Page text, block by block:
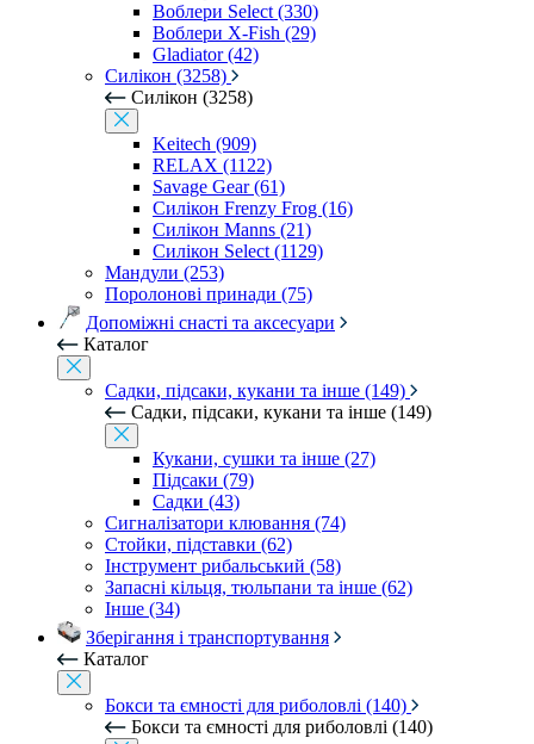
Воблери Select (330)
Воблери X-Fish (29)
Gladiator (42)
Силікон (3258)
Силікон (3258)
Keitech (909)
RELAX (1122)
Savage Gear (61)
Силікон Frenzy Frog (16)
Силікон Manns (21)
Силікон Select (1129)
Мандули (253)
Поролонові принади (75)
Допоміжні снасті та аксесуари
Каталог
Садки, підсаки, кукани та інше (149)
Садки, підсаки, кукани та інше (149)
Кукани, сушки та інше (27)
Підсаки (79)
Садки (43)
Сигналізатори клювання (74)
Стойки, підставки (62)
Інструмент рибальський (58)
Запасні кільця, тюльпани та інше (62)
Інше (34)
Зберігання і транспортування
Каталог
Бокси та ємності для риболовлі (140)
Бокси та ємності для риболовлі (140)